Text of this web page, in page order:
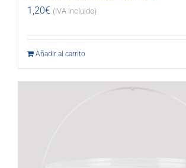
1,20€ (IVA incluido)
Añadir al carrito